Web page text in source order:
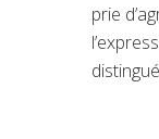
prie